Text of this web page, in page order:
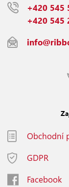
+420 545
+420 545
Obchodní
GDPR
Facebook